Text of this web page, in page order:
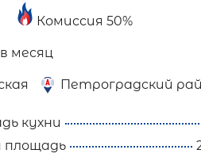
Комиссия 50%
месяц
Петроградский
кухни
площадь